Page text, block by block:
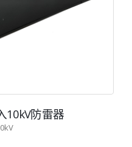
10kV防雷器